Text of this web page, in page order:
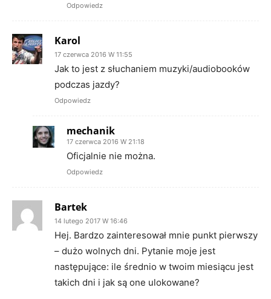
Odpowiedz
Karol
17 czerwca 2016 W 11:55
Jak to jest z słuchaniem muzyki/audiobooków
podczas jazdy?
Odpowiedz
mechanik
17 czerwca 2016 W 21:18
Oficjalnie nie można.
Odpowiedz
Bartek
14 lutego 2017 W 16:46
Hej. Bardzo zainteresował mnie punkt pierwszy
– dużo wolnych dni. Pytanie moje jest
następujące: ile średnio w twoim miesiącu jest
takich dni i jak są one ulokowane?